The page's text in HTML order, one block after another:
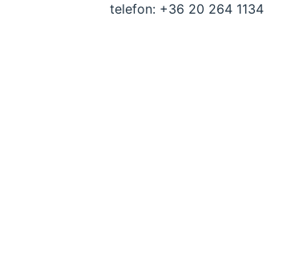
telefon: +36 20 264 1134